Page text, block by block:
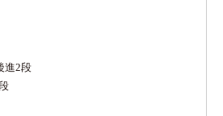
進2段